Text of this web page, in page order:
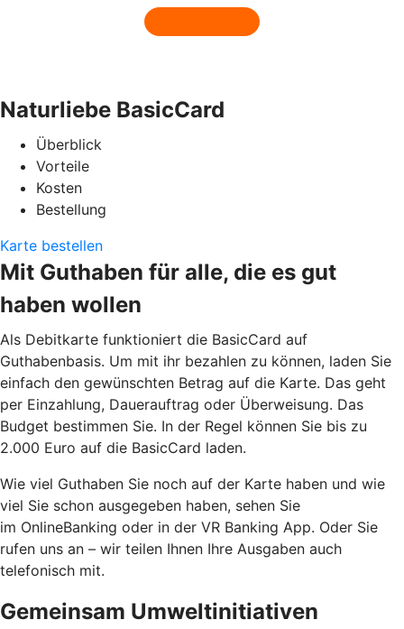
Naturliebe BasicCard
Überblick
Vorteile
Kosten
Bestellung
Karte bestellen
Mit Guthaben für alle, die es gut
haben wollen
Als Debitkarte funktioniert die BasicCard auf
Guthabenbasis. Um mit ihr bezahlen zu können, laden Sie
einfach den gewünschten Betrag auf die Karte. Das geht
per Einzahlung, Dauerauftrag oder Überweisung. Das
Budget bestimmen Sie. In der Regel können Sie bis zu
2.000 Euro auf die BasicCard laden.
Wie viel Guthaben Sie noch auf der Karte haben und wie
viel Sie schon ausgegeben haben, sehen Sie
im OnlineBanking oder in der VR Banking App. Oder Sie
rufen uns an – wir teilen Ihnen Ihre Ausgaben auch
telefonisch mit.
Gemeinsam Umweltinitiativen